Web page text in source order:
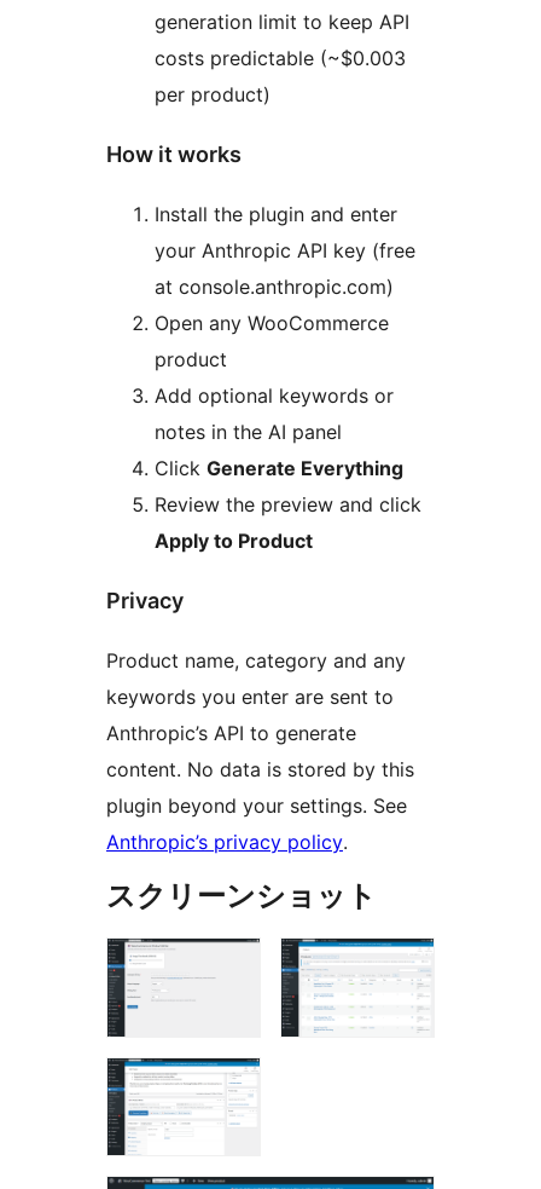
generation limit to keep API
costs predictable (~$0.003
per product)
How it works
Install the plugin and enter
your Anthropic API key (free
at console.anthropic.com)
Open any WooCommerce
product
Add optional keywords or
notes in the AI panel
Click Generate Everything
Review the preview and click
Apply to Product
Privacy
Product name, category and any
keywords you enter are sent to
Anthropic’s API to generate
content. No data is stored by this
plugin beyond your settings. See
Anthropic’s privacy policy.
スクリーンショット